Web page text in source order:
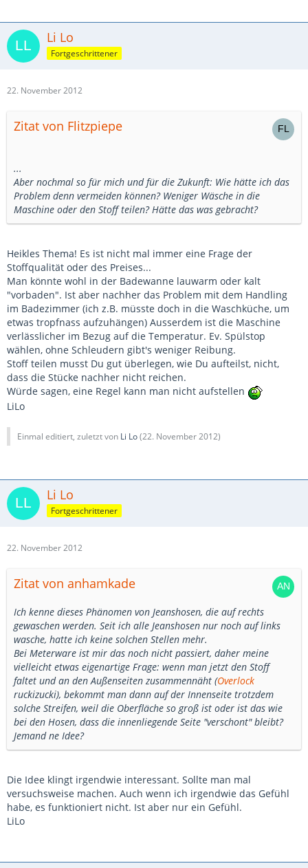
Li Lo
Fortgeschrittener
22. November 2012
Zitat von Flitzpiepe
...
Aber nochmal so für mich und für die Zukunft: Wie hätte ich das
Problem denn vermeiden können? Weniger Wäsche in die
Maschine oder den Stoff teilen? Hätte das was gebracht?
Heikles Thema! Es ist nicht mal immer eine Frage der
Stoffqualität oder des Preises...
Man könnte wohl in der Badewanne lauwarm oder kalt
"vorbaden". Ist aber nachher das Problem mit dem Handling
im Badezimmer (ich z.B. müsste doch in die Waschküche, um
etwas tropfnass aufzuhängen) Ausserdem ist die Maschine
verlässlicher im Bezug auf die Temperatur. Ev. Spülstop
wählen, ohne Schleudern gibt's weniger Reibung.
Stoff teilen musst Du gut überlegen, wie Du aufteilst, nicht,
dass die Stücke nachher nicht reichen.
Würde sagen, eine Regel kann man nicht aufstellen
LiLo
Einmal editiert, zuletzt von Li Lo(22. November 2012)
Li Lo
Fortgeschrittener
22. November 2012
Zitat von anhamkade
Ich kenne dieses Phänomen von Jeanshosen, die auf rechts
gewaschen werden. Seit ich alle Jeanshosen nur noch auf links
wasche, hatte ich keine solchen Stellen mehr.
Bei Meterware ist mir das noch nicht passiert, daher meine
vielleicht etwas eigenartige Frage: wenn man jetzt den Stoff
faltet und an den Außenseiten zusammennäht (Overlock
ruckizucki), bekommt man dann auf der Innenseite trotzdem
solche Streifen, weil die Oberfläche so groß ist oder ist das wie
bei den Hosen, dass die innenliegende Seite "verschont" bleibt?
Jemand ne Idee?
Die Idee klingt irgendwie interessant. Sollte man mal
versuchsweise machen. Auch wenn ich irgendwie das Gefühl
habe, es funktioniert nicht. Ist aber nur ein Gefühl.
LiLo